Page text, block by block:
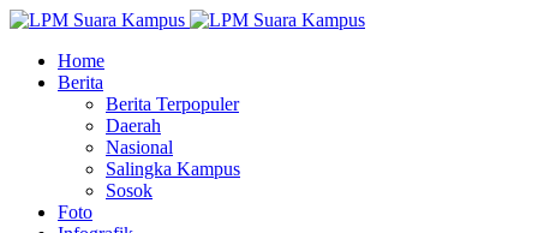
Home
Berita
Berita Terpopuler
Daerah
Nasional
Salingka Kampus
Sosok
Foto